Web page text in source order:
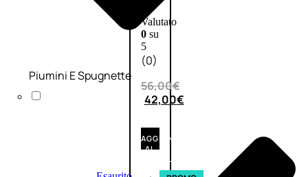
Valutato
0su
5
(0)
56,00€
42,00€
AGGIUNGI
AL
CARRELLO
Piumini E Spugnette